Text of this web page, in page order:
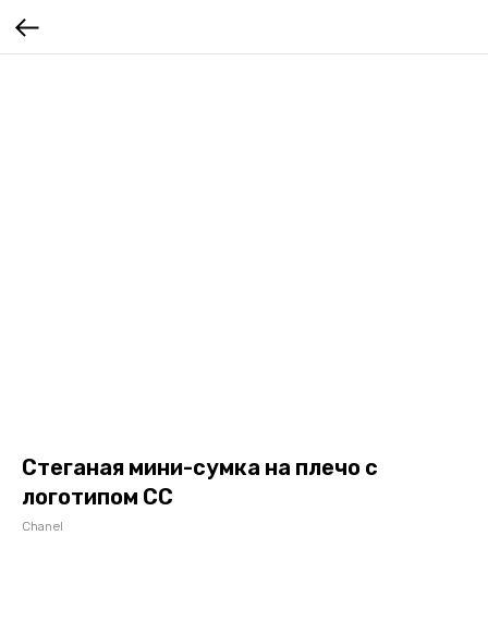
Стеганая мини-сумка на плечо с
логотипом CC
Chanel